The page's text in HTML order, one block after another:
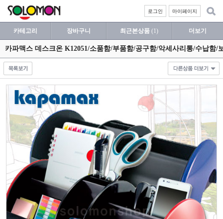
마이페이지
로그인
카테고리 장바구니 최근본상품 (1) 더보기
카파맥스 데스크온 K12051/소품함/부품함/공구함/악세사리통/수납함/